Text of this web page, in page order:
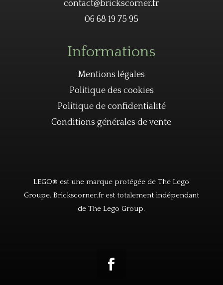
contact@brickscorner.fr
06 68 19 75 95
Informations
Mentions légales
Politique des cookies
Politique de confidentialité
Conditions générales de vente
LEGO® est une marque protégée de The Lego
Groupe. Brickscorner.fr est totalement indépendant
de The Lego Group.